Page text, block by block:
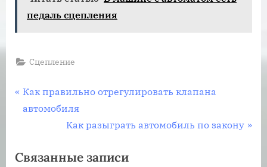
педаль сцепления
Сцепление
Навигация
П
р
ы
Как правильно отрегулировать клапана
автомобиля
С
е
Как разыграть автомобиль по закону
Связанные записи